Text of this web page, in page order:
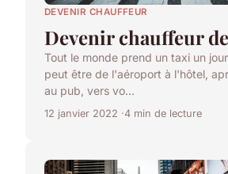
DEVENIR CHAUFFEUR
Devenir chauffeur
Tout le monde prend un taxi un
peut être de l'aéroport à l'hôtel,
au pub, vers vo...
12 janvier 2022 4 min de lecture